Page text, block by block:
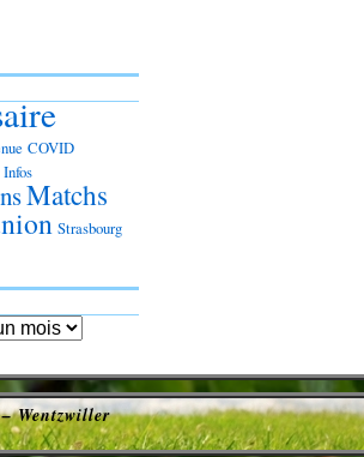
COVID
Infos
Matchs
Strasbourg
Wentzwiller